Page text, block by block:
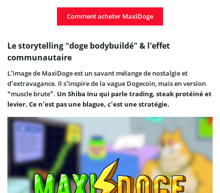
Comment acheter MaxiDoge
Le storytelling “doge bodybuildé” & l’effet
communautaire
L’image de MaxiDoge est un savant mélange de nostalgie et
d’extravagance. Il s’inspire de la vague Dogecoin, mais en version
“muscle brute”. Un Shiba Inu qui parle trading, steak protéiné et
levier. Ce n’est pas une blague, c’est une stratégie.